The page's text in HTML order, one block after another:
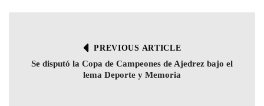
PREVIOUS ARTICLE
Se disputó la Copa de Campeones de Ajedrez bajo el
lema Deporte y Memoria